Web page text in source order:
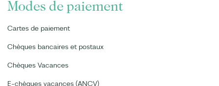
Modes de paiement
Cartes de paiement
Chèques bancaires et postaux
Chèques Vacances
E-chèques vacances (ANCV)